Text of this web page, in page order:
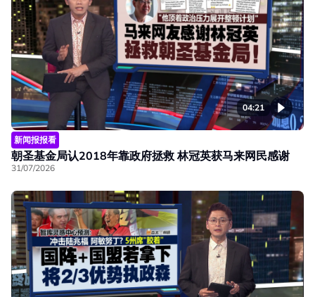
04:21
新闻报报看
朝圣基金局认2018年靠政府拯救 林冠英获马来网民感谢
31/07/2026